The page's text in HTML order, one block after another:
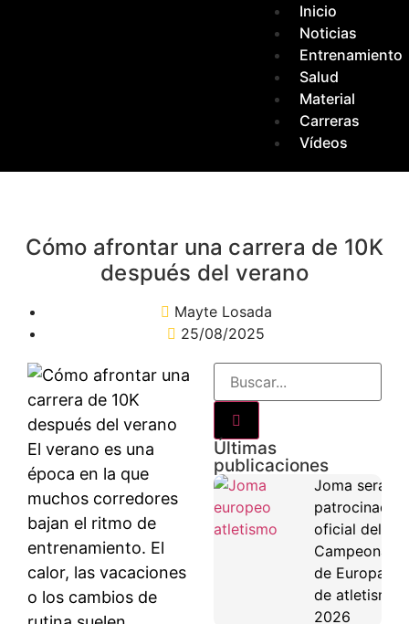
Inicio
Noticias
Entrenamiento
Salud
Material
Carreras
Vídeos
Cómo afrontar una carrera de 10K
después del verano
Mayte Losada
25/08/2025
El verano es una
época en la que
muchos corredores
bajan el ritmo de
entrenamiento. El
calor, las vacaciones
o los cambios de
Últimas
publicaciones
Joma será
patrocinador
oficial del
Campeonato
de Europa
de atletismo
2026